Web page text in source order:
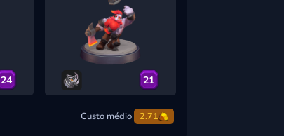
24 21
Custo médio 2.71